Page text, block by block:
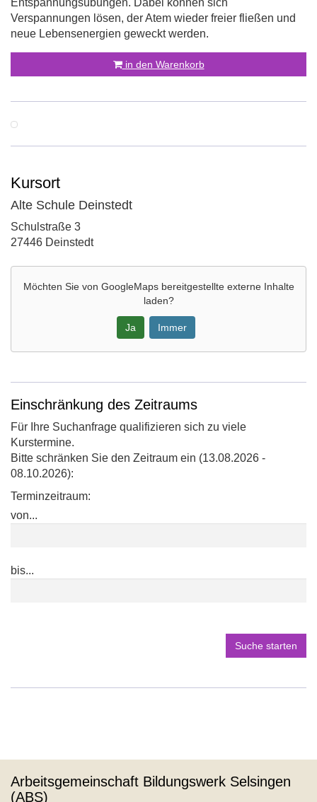
Entspannungsübungen. Dabei können sich
Verspannungen lösen, der Atem wieder freier fließen und
neue Lebensenergien geweckt werden.
in den Warenkorb
Kursort
Alte Schule Deinstedt
Adresse:
Schulstraße 3
27446 Deinstedt
Möchten Sie von GoogleMapsbereitgestellte externe Inhalte
laden?
Ja Immer
Maps
Karte
Alte
Schule
Deinstedt
in
neuem
öffnen
Einschränkung des Zeitraums
Für Ihre Suchanfrage qualifizieren sich zu viele
Kurstermine.
Bitte schränken Sie den Zeitraum ein (13.08.2026 -
08.10.2026):
Terminzeitraum:
von...
bis...
Suche starten
Arbeitsgemeinschaft Bildungswerk Selsingen
(ABS)